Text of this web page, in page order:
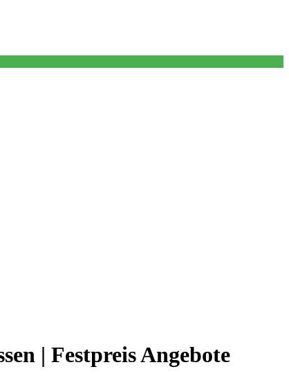
| Festpreis Angebote